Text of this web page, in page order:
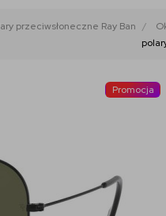
przeciwsłoneczne Ray Ban
Promocja